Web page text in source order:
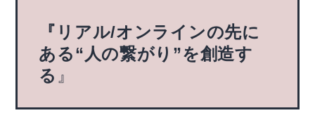
『リアル/オンラインの先に
ある“人の繋がり”を創造す
る 』